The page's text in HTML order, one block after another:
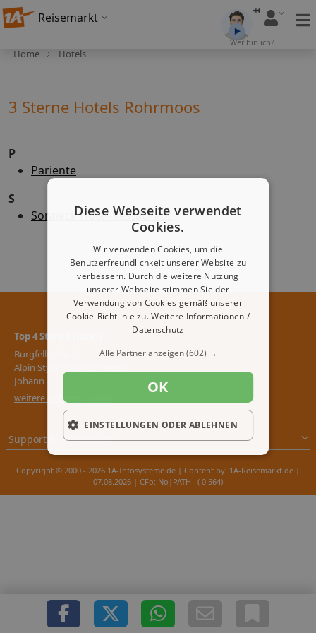
Reisemarkt
Wer bin ich?
Home Hotels
3 Sterne Hotels Rohrmoos
P
Pariente
S
Sonneck Hotel-Restaurant
Top 4 Sterne Hotels
Burgfellnerhof
Alpin Style Hotel Erzherzog
Johann
weitere 4 Sterne Hotels
Support & Impressum
Copyright © 2000 - 2026 1A-Infosysteme.de | Content by: 1A-Reisemarkt.de |
07.08.2026 | CFo: No|PATH ( 0.564)
Diese Webseite verwendet
Cookies.
Wir verwenden Cookies, um die
Benutzerfreundlichkeit unserer Website zu
verbessern. Durch die weitere Nutzung
unserer Webseite stimmen Sie der
Verwendung von Cookies gemäß unserer
Cookie-Richtlinie zu.Weitere Informationen /
Datenschutz
Alle Partner anzeigen(602) →
OK
EINSTELLUNGEN ODER ABLEHNEN